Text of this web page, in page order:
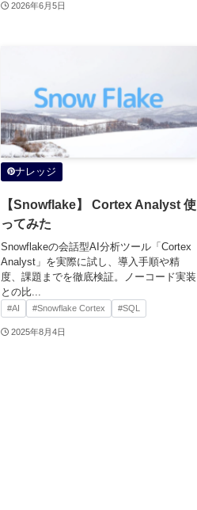
2026年6月5日
ナレッジ
【Snowflake】 Cortex Analyst 使
ってみた
Snowflakeの会話型AI分析ツール「Cortex
Analyst」を実際に試し、導入手順や精
度、課題までを徹底検証。ノーコード実装
との比...
#AI #Snowflake Cortex #SQL
2025年8月4日